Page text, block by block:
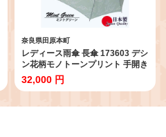
奈良県田原本町
レディース雨傘 長傘 173603 デシ
ン花柄モノトーンプリント 手開き
日本製 ミントグリーン ／ UVカッ
ト まちづくり観光振興機構 UV防
県 田原本町
32,000 円